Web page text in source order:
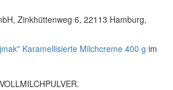
Zinkhüttenweg 6, 22113 Hamburg,
Karamellisierte Milchcreme 400 g im